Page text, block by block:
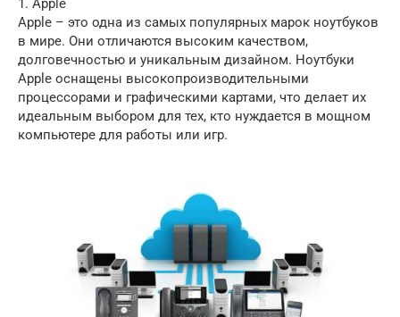
1. Apple
Apple – это одна из самых популярных марок ноутбуков
в мире. Они отличаются высоким качеством,
долговечностью и уникальным дизайном. Ноутбуки
Apple оснащены высокопроизводительными
процессорами и графическими картами, что делает их
идеальным выбором для тех, кто нуждается в мощном
компьютере для работы или игр.